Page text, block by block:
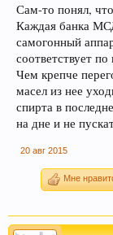
Сам-то понял, что
Каждая банка
самогонный
соответствует
Чем крепче
масел из нее
спирта в
на дне и не
20 авг 2015
Мне